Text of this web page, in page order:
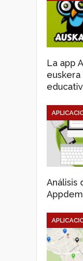
La app
Análisis